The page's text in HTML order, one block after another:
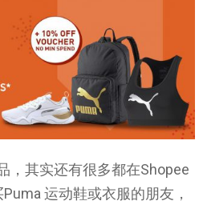
，其实还有很多都在Shopee
运动鞋或衣服的朋友，